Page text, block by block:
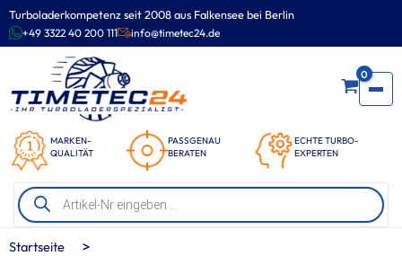
Turboladerkompetenz seit 2008 aus Falkensee bei Berlin
+49 3322 40 200 111 info@timetec24.de
MARKEN-
QUALITÄT
PASSGENAU
BERATEN
ECHTE TURBO-
EXPERTEN
0
Products
search
Zum
Inhalt
springen
Startseite >